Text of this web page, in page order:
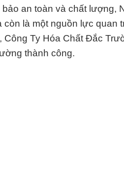
an toàn và chất lượng,
là một nguồn lực quan
Ty Hóa Chất Đắc
thành công.